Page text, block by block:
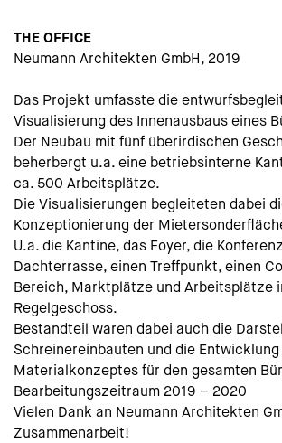
THE OFFICE
Neumann Architekten GmbH , 2019
Das Projekt umfasste die
Visualisierung des Innenausbaus eines
Der Neubau mit fünf überirdischen
beherbergt u.a. eine betriebsinterne
ca. 500 Arbeitsplätze.
Die Visualisierungen begleiteten dabei
Konzeptionierung der
U.a. die Kantine, das Foyer, die
Dachterrasse, einen Treffpunkt, einen
Bereich, Marktplätze und Arbeitsplätze
Regelgeschoss.
Bestandteil waren dabei auch die
Schreinereinbauten und die
Materialkonzeptes für den gesamten
Bearbeitungszeitraum 2019 – 2020
Vielen Dank an Neumann Architekten
Zusammenarbeit!